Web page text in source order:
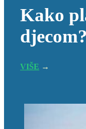
Kako
djecom?
VIŠE →